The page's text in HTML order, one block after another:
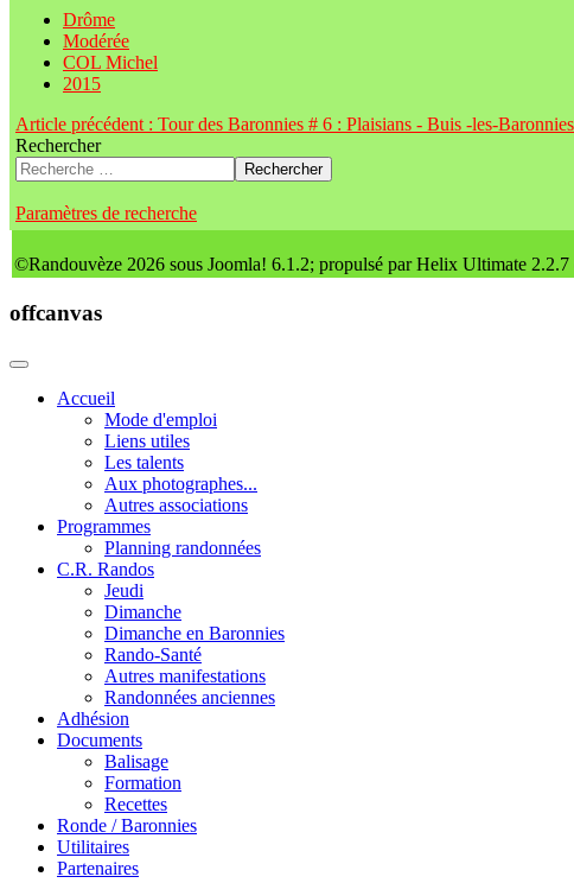
Drôme
Modérée
COL Michel
2015
Article précédent : Tour des Baronnies # 6 : Plaisians - Buis -les-Baronnies
Rechercher
Rechercher
Paramètres de recherche
©Randouvèze 2026 sous Joomla! 6.1.2; propulsé par Helix Ultimate 2.2.7
offcanvas
Accueil
Mode d'emploi
Liens utiles
Les talents
Aux photographes...
Autres associations
Programmes
Planning randonnées
C.R. Randos
Jeudi
Dimanche
Dimanche en Baronnies
Rando-Santé
Autres manifestations
Randonnées anciennes
Adhésion
Documents
Balisage
Formation
Recettes
Ronde / Baronnies
Utilitaires
Partenaires